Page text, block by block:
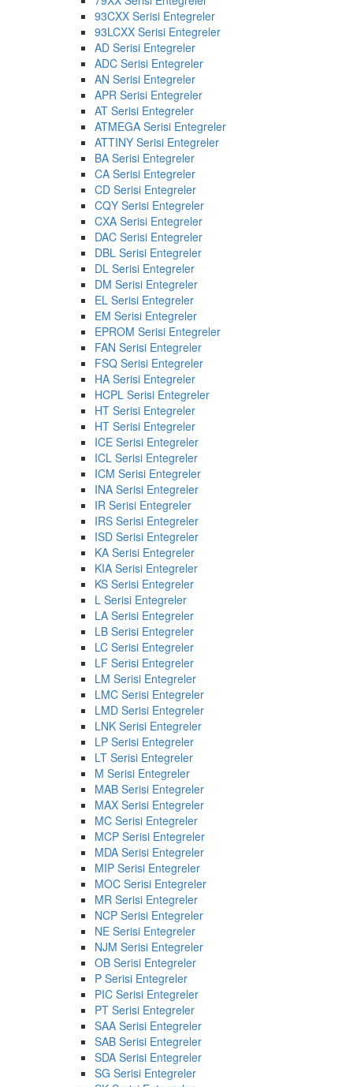
93CXX Serisi Entegreler
93LCXX Serisi Entegreler
AD Serisi Entegreler
ADC Serisi Entegreler
AN Serisi Entegreler
APR Serisi Entegreler
AT Serisi Entegreler
ATMEGA Serisi Entegreler
ATTINY Serisi Entegreler
BA Serisi Entegreler
CA Serisi Entegreler
CD Serisi Entegreler
CQY Serisi Entegreler
CXA Serisi Entegreler
DAC Serisi Entegreler
DBL Serisi Entegreler
DL Serisi Entegreler
DM Serisi Entegreler
EL Serisi Entegreler
EM Serisi Entegreler
EPROM Serisi Entegreler
FAN Serisi Entegreler
FSQ Serisi Entegreler
HA Serisi Entegreler
HCPL Serisi Entegreler
HT Serisi Entegreler
HT Serisi Entegreler
ICE Serisi Entegreler
ICL Serisi Entegreler
ICM Serisi Entegreler
INA Serisi Entegreler
IR Serisi Entegreler
IRS Serisi Entegreler
ISD Serisi Entegreler
KA Serisi Entegreler
KIA Serisi Entegreler
KS Serisi Entegreler
L Serisi Entegreler
LA Serisi Entegreler
LB Serisi Entegreler
LC Serisi Entegreler
LF Serisi Entegreler
LM Serisi Entegreler
LMC Serisi Entegreler
LMD Serisi Entegreler
LNK Serisi Entegreler
LP Serisi Entegreler
LT Serisi Entegreler
M Serisi Entegreler
MAB Serisi Entegreler
MAX Serisi Entegreler
MC Serisi Entegreler
MCP Serisi Entegreler
MDA Serisi Entegreler
MIP Serisi Entegreler
MOC Serisi Entegreler
MR Serisi Entegreler
NCP Serisi Entegreler
NE Serisi Entegreler
NJM Serisi Entegreler
OB Serisi Entegreler
P Serisi Entegreler
PIC Serisi Entegreler
PT Serisi Entegreler
SAA Serisi Entegreler
SAB Serisi Entegreler
SDA Serisi Entegreler
SG Serisi Entegreler